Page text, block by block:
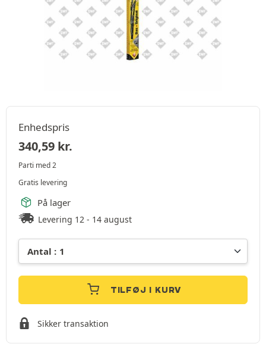
Enhedspris
340,59 kr.
Parti med 2
Gratis levering
På lager
Levering 12 - 14 august
TILFØJ I KURV
Sikker transaktion